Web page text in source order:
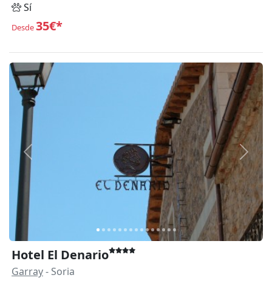
Sí
Desde35€*
Anterior
Hotel El Denario
Garray- Soria